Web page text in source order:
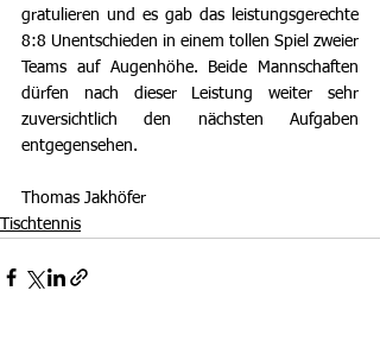
gratulieren und es gab das leistungsgerechte
8:8 Unentschieden in einem tollen Spiel zweier
Teams auf Augenhöhe. Beide Mannschaften
dürfen nach dieser Leistung weiter sehr
zuversichtlich den nächsten Aufgaben
entgegensehen.
Thomas Jakhöfer
Tischtennis